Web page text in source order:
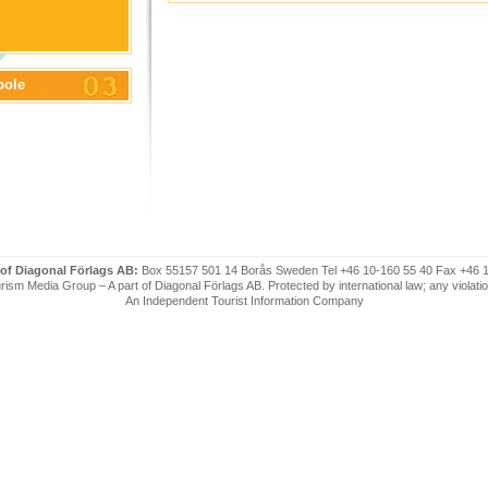
Diagonal Förlags AB: Box 55157 501 14 Borås Sweden Tel +46 10-160 55 40 Fax +46
Media Group – A part of Diagonal Förlags AB. Protected by international law; any
An Independent Tourist Information Company